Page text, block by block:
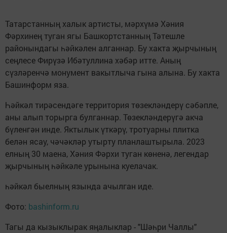
Татарстанның халык артисты, мәрхүмә Хәния
Фәрхинең туган ягы Башкортстанның Тәтешле
районындагы һәйкәлен алганнар. Бу хакта җырчының
сеңлесе Фирүзә Ибәтуллина хәбәр итте. Аның
сүзләренчә монумент вакытлыча гына алына. Бу хакта
Башинформ яза.
Һәйкәл тирәсендәге территория төзекләндерү сәбәпле,
аны алып торырга булганнар. Төзекләндерүгә акча
бүленгән инде. Яктылык үткәрү, тротуарны плитка
белән ясау, чәчәкләр утырту планлаштырыла. 2023
елның 30 маена, Хәния Фәрхи туган көненә, легендар
җырчының һәйкәле урынына куелачак.
һәйкәл быелның язында ачылган иде.
Фото: bashinform.ru
Тагы да кызыклырак яңалыклар - "Шәһри Чаллы"